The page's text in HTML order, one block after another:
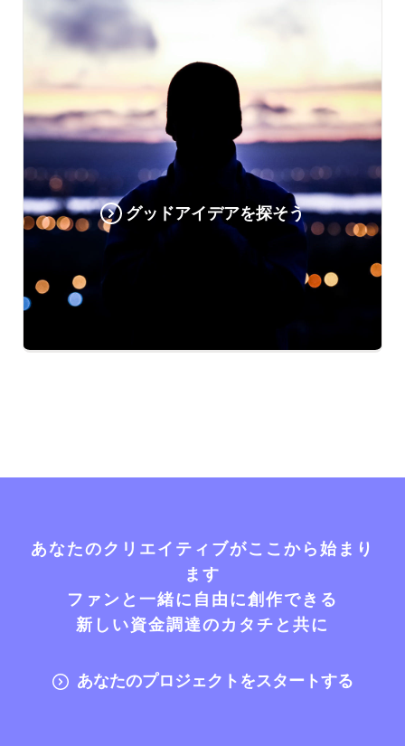
グッドアイデアを探そう
あなたのクリエイティブがここから始まり
ます
ファンと一緒に自由に創作できる
新しい資金調達のカタチと共に
あなたのプロジェクトをスタートする